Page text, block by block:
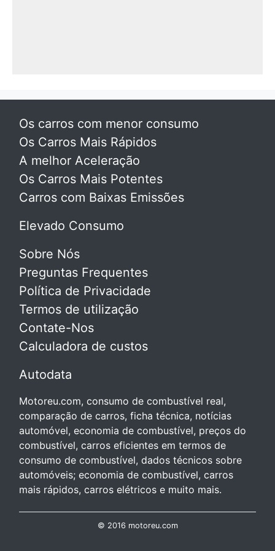
Os carros com menor consumo
Os Carros Mais Rápidos
A melhor Aceleração
Os Carros Mais Potentes
Carros com Baixas Emissões
Elevado Consumo
Sobre Nós
Preguntas Frequentes
Política de Privacidade
Termos de utilização
Contate-Nos
Calculadora de custos
Autodata
Motoreu.com, consumo de combustível real,
comparação de carros, ficha técnica, notícias
automóvel, economia de combustível, preços do
combustível, carros eficientes em termos de
consumo de combustível, dados técnicos sobre
automóveis; economia de combustível, carros
mais rápidos, carros elétricos e muito mais.
© 2016 motoreu.com